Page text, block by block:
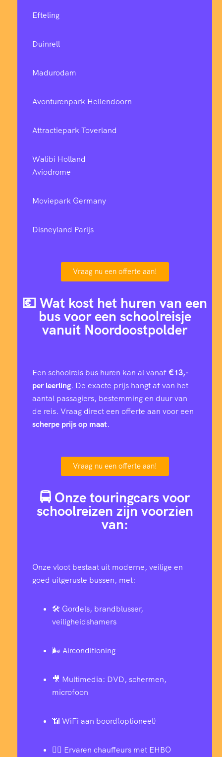
Efteling
Duinrell
Madurodam
Avonturenpark Hellendoorn
Attractiepark Toverland
Walibi Holland
Aviodrome
Moviepark Germany
Disneyland Parijs
Vraag nu een offerte aan!
💶 Wat kost het huren van een
bus voor een schoolreisje
vanuit Noordoostpolder
Een schoolreis bus huren kan al vanaf€13,-
per leerling. De exacte prijs hangt af van het
aantal passagiers, bestemming en duur van
de reis. Vraag direct een offerte aan voor een
scherpe prijs op maat.
Vraag nu een offerte aan!
🚍 Onze touringcars voor
schoolreizen zijn voorzien
van:
Onze vloot bestaat uit moderne, veilige en
goed uitgeruste bussen, met:
🛠️ Gordels, brandblusser,
veiligheidshamers
🌬️ Airconditioning
🎥 Multimedia: DVD, schermen,
microfoon
📶 WiFi aan boord(optioneel)
👨‍✈️ Ervaren chauffeurs met EHBO